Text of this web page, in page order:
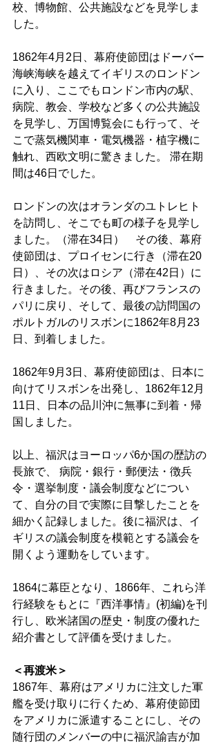
校、博物館、公共施設などを見学しま
した。
1862年4月2日、幕府使節団はドーバー
海峡海峡を越えてイギリスのロンドン
に入り、ここでもロンドン市内の駅、
病院、教会、学校など多くの公共施設
を見学し、万国博覧会にも行って、そ
こで蒸気機関車・電気機器・植字機に
触れ、西欧文明に驚きました。 滞在期
間は46日でした。
ロンドンの次はオランダのユトレヒト
を訪問し、そこでも町の様子を見学し
ました。（滞在34日）　その後、幕府
使節団は、プロイセンに行き（滞在20
日）、その次はロシア（滞在42日）に
行きました。その後、再びフランスの
パリに戻り、そして、最後の訪問国の
ポルトガルのリスボンに1862年8月23
日、到着しました。
1862年9月3日、幕府使節団は、日本に
向けてリスボンを出発し、1862年12月
11日、日本の品川沖に無事に到着・帰
国しました。
以上、福沢はヨーロッパ6か国の歴訪の
長旅で、 病院・銀行・郵便法・徴兵
令・選挙制度・議会制度などについ
て、自分の目で実際に目撃したことを
細かく記録しました。後に福沢は、イ
ギリスの議会制度を模範とする議会を
開くよう運動をしています。
1864に幕臣となり、1866年、これら洋
行経験をもとに『西洋事情』(初編)を刊
行し、欧米諸国の歴史・制度の優れた
紹介書として評価を受けました。
＜再渡米＞
1867年、幕府はアメリカに注文した軍
艦を受け取りに行くため、幕府使節団
をアメリカに派遣することにし、その
随行団のメンバーの中に福沢諭吉が加